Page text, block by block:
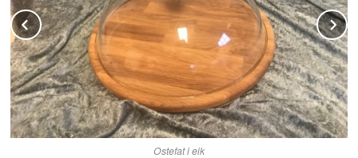
Ostefat i eik
Prev